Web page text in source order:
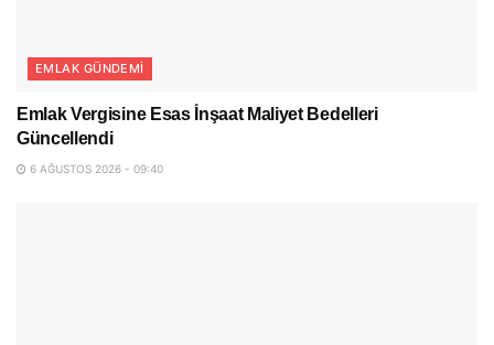
EMLAK GÜNDEMI
Emlak Vergisine Esas İnşaat Maliyet Bedelleri
Güncellendi
6 AĞUSTOS 2026 - 09:40